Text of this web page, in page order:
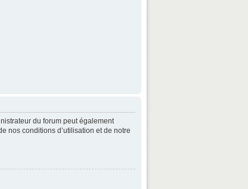
du forum peut également
nos conditions d’utilisation et de notre